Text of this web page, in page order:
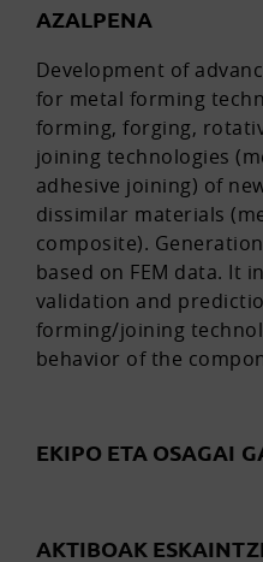
AZALPENA
Development of
for metal forming
forming, forging,
joining technologies
adhesive joining) of
dissimilar materials
composite).
based on FEM data. It
validation and
forming/joining
behavior of the
EKIPO ETA OSAGAI
AKTIBOAK